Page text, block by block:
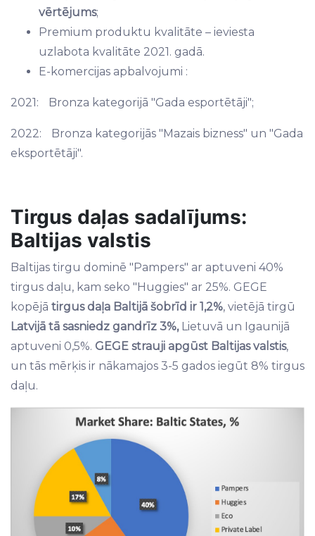
vērtējums;
Premium produktu kvalitāte – ieviesta
uzlabota kvalitāte 2021. gadā.
E-komercijas apbalvojumi :
2021: Bronza kategorijā "Gada esportētāji";
2022: Bronza kategorijās "Mazais bizness" un "Gada
eksportētāji".
Tirgus daļas sadalījums:
Baltijas valstis
Baltijas tirgu dominē "Pampers" ar aptuveni 40%
tirgus daļu, kam seko "Huggies" ar 25%. GEGE
kopējā tirgus daļa Baltijā šobrīd ir 1,2%, vietējā tirgū
Latvijā tā sasniedz gandrīz 3%,Lietuvā un Igaunijā
aptuveni 0,5%. GEGE strauji apgūst Baltijas valstis,
un tās mērķis ir nākamajos 3-5 gados iegūt 8% tirgus
daļu.